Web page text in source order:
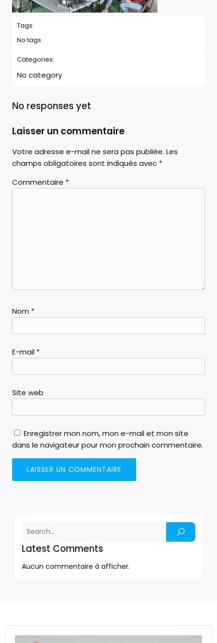
Latest Comments
Aucun commentaire à afficher.
Tags:
No tags
Categories:
No category
No responses yet
Laisser un commentaire
Votre adresse e-mail ne sera pas publiée. Les
champs obligatoires sont indiqués avec *
Commentaire *
Nom *
E-mail *
Site web
Enregistrer mon nom, mon e-mail et mon site
dans le navigateur pour mon prochain commentaire.
Audio
Player